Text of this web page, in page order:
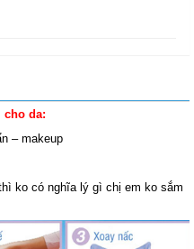
cho da:
– makeup
ko có nghĩa lý gì chị em ko sắm